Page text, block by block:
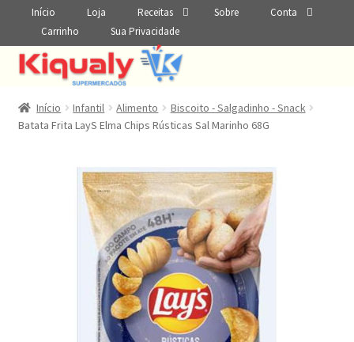
Início Loja Receitas Sobre
Conta
Carrinho
Sua Privacidade
Início Infantil Alimento
Biscoito - Salgadinho - Snack
Batata Frita LayS Elma Chips Rústicas Sal Marinho 68G